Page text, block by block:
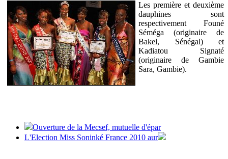
Les première et deuxième
dauphines sont
respectivement Founé
Séméga (originaire de
Bakel, Sénégal) et
Kadiatou Signaté
(originaire de Gambie
Sara, Gambie).
Ouverture de la Mecsef, mutuelle d'épar
L'Election Miss Soninké France 2010 aur